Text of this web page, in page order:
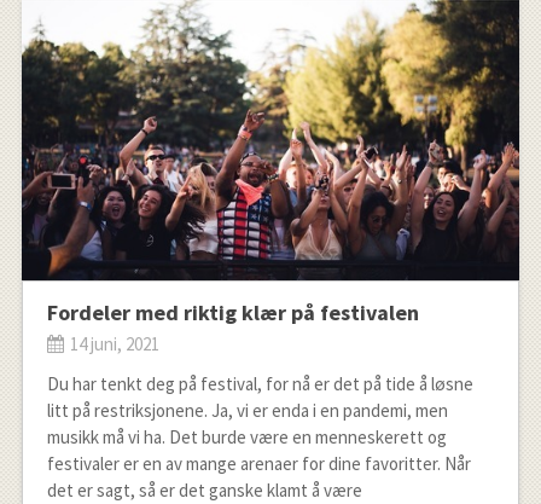
Fordeler med riktig klær på festivalen
14 juni, 2021
Du har tenkt deg på festival, for nå er det på tide å løsne
litt på restriksjonene. Ja, vi er enda i en pandemi, men
musikk må vi ha. Det burde være en menneskerett og
festivaler er en av mange arenaer for dine favoritter. Når
det er sagt, så er det ganske klamt å være